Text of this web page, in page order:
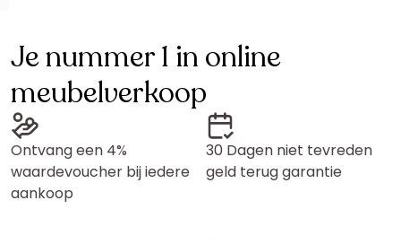
Je nummer 1 in online
meubelverkoop
Ontvang een 4%
waardevoucher bij iedere
aankoop
30 Dagen niet tevreden
geld terug garantie